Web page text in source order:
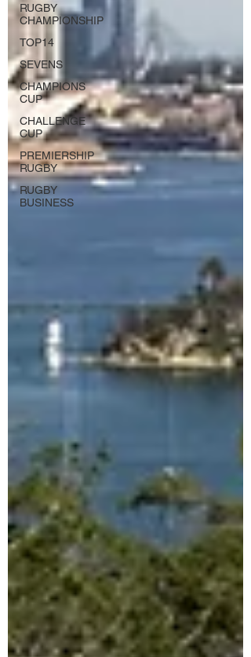
RUGBY
CHAMPIONSHIP
TOP14
SEVENS
CHAMPIONS
CUP
CHALLENGE
CUP
PREMIERSHIP
RUGBY
RUGBY
BUSINESS